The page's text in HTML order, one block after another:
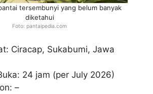
tersembunyi yang belum banyak
diketahui
Foto: pantaipedia.com
Ciracap, Sukabumi, Jawa
24 jam (per July 2026)
–